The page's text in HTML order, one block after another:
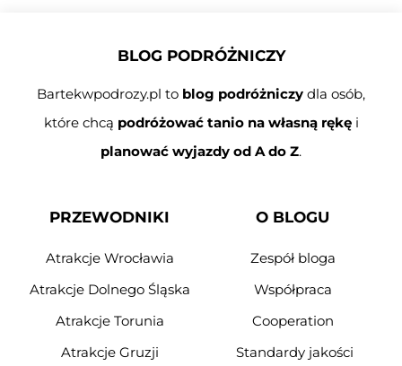
BLOG PODRÓŻNICZY
Bartekwpodrozy.pl to blog podróżniczy dla osób,
które chcą podróżować tanio na własną rękęi
planować wyjazdy od A do Z.
PRZEWODNIKI
Atrakcje Wrocławia
Atrakcje Dolnego Śląska
Atrakcje Torunia
Atrakcje Gruzji
O BLOGU
Zespół bloga
Współpraca
Cooperation
Standardy jakości